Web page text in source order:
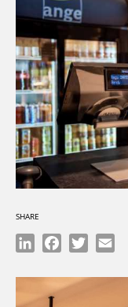
SHARE
LinkedInFacebook
Twitter